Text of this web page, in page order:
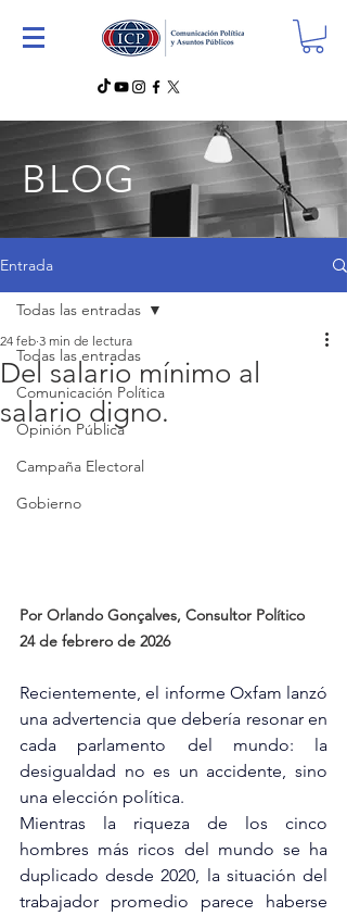
BLOG
Entrada
Todas las entradas
Comunicación Política
Opinión Pública
Campaña Electoral
Gobierno
Todas las entradas
Del salario mínimo al
salario digno.
24 feb 3 min de lectura
Por Orlando Gonçalves, Consultor Político
24 de febrero de 2026
Recientemente, el informe Oxfam lanzó
una advertencia que debería resonar en
cada parlamento del mundo: la
desigualdad no es un accidente, sino
una elección política.
Mientras la riqueza de los cinco
hombres más ricos del mundo se ha
duplicado desde 2020, la situación del
trabajador promedio parece haberse